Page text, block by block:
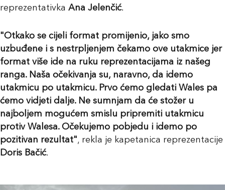
reprezentativka Ana Jelenčić.
"Otkako se cijeli format promijenio, jako smo
uzbuđene i s nestrpljenjem čekamo ove utakmice jer
format više ide na ruku reprezentacijama iz našeg
ranga. Naša očekivanja su, naravno, da idemo
utakmicu po utakmicu. Prvo ćemo gledati Wales pa
ćemo vidjeti dalje. Ne sumnjam da će stožer u
najboljem mogućem smislu pripremiti utakmicu
protiv Walesa. Očekujemo pobjedu i idemo po
pozitivan rezultat", rekla je kapetanica reprezentacije
Doris Bačić.